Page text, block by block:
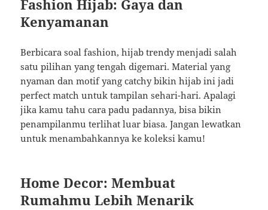
Fashion Hijab: Gaya dan
Kenyamanan
Berbicara soal fashion, hijab trendy menjadi salah
satu pilihan yang tengah digemari. Material yang
nyaman dan motif yang catchy bikin hijab ini jadi
perfect match untuk tampilan sehari-hari. Apalagi
jika kamu tahu cara padu padannya, bisa bikin
penampilanmu terlihat luar biasa. Jangan lewatkan
untuk menambahkannya ke koleksi kamu!
Home Decor: Membuat
Rumahmu Lebih Menarik